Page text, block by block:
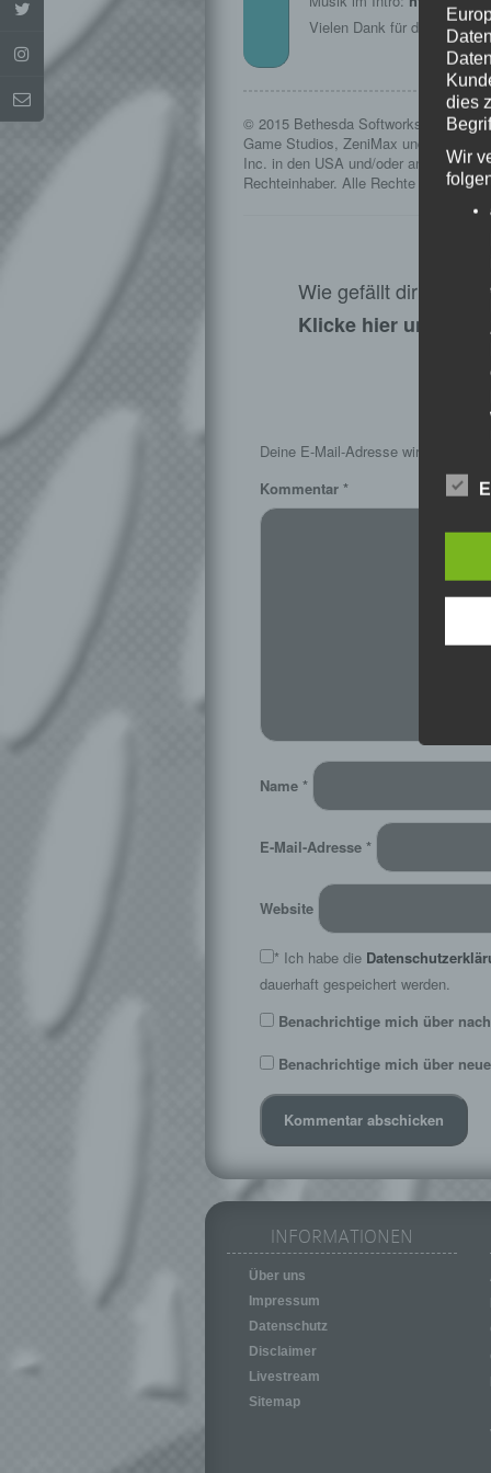
Vielen Dank für die
© 2015 Bethesda Softworks LLC, ein
Game Studios, ZeniMax und die
Inc. in den USA und/oder anderen
Rechteinhaber. Alle Rechte
Wie gefällt dir dieser
Klicke hier und
Deine E-Mail-Adresse wird nicht
Kommentar *
Name *
E-Mail-Adresse *
Website
* Ich habe die
dauerhaft gespeichert werden.
Benachrichtige mich über
Benachrichtige mich über
INFORMATIONEN
Über uns
Impressum
Datenschutz
Disclaimer
Livestream
Sitemap
dies
Wir